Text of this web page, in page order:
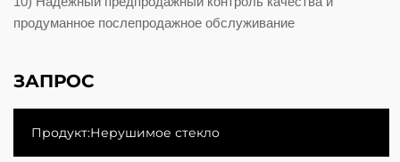
продуманное послепродажное обслуживание
ЗАПРОС